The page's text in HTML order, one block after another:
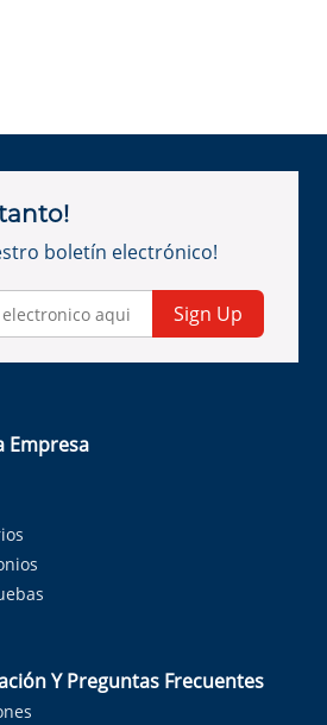
boletín electrónico!
Sign Up
Empresa
Y Preguntas Frecuentes